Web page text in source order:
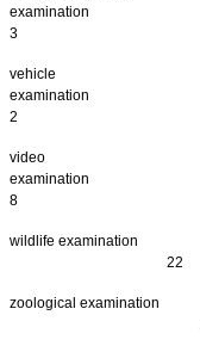
3
vehicle
2
video
8
wildlife
22
zoological examination